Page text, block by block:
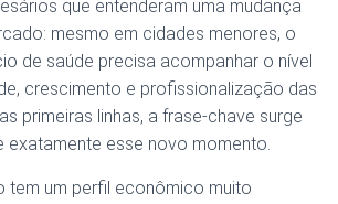
que entenderam uma mudança
mesmo em cidades menores, o
de saúde precisa acompanhar o nível
crescimento e profissionalização das
primeiras linhas, a frase-chave surge
exatamente esse novo momento.
tem um perfil econômico muito